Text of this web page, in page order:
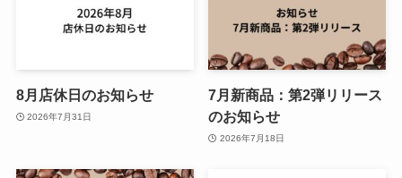
8月店休日のお知らせ
2026年7月31日
7月新商品：第2弾リリース
のお知らせ
2026年7月18日